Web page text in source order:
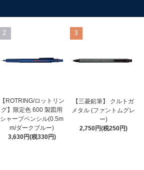
2
【ROTRING/ロットリン
グ】限定色 600 製図用
シャープペンシル(0.5m
m/ダークブルー)
3,630円(税330円)
3
【三菱鉛筆】 クルトガ
メタル (ファントムグレ
ー)
2,750円(税250円)